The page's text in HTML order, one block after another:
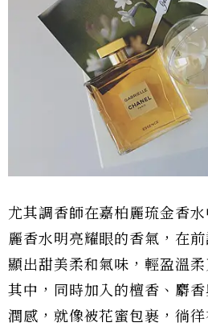
尤其調香師在嘉柏麗琉金香
麗香水明亮耀眼的香氣，在
顯出甜美柔和氣味，輕盈溫
其中，同時加入的檀香、麝
潤感，就像被花蜜包裹，徜徉